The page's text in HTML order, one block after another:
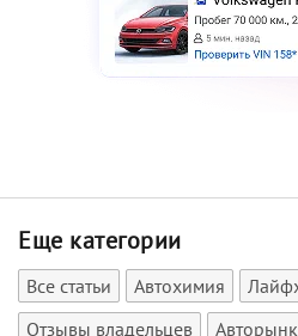
Еще категории
Все статьи Автохимия
Отзывы владельцев